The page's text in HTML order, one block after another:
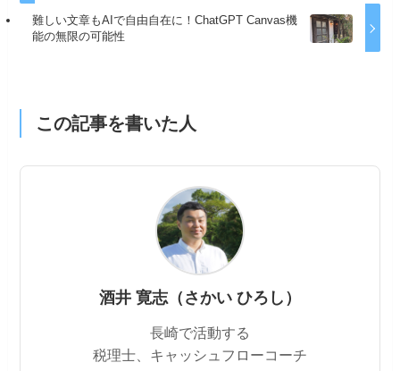
難しい文章もAIで自由自在に！ChatGPT Canvas機
能の無限の可能性
この記事を書いた人
酒井 寛志（さかい ひろし）
長崎で活動する
税理士、キャッシュフローコーチ